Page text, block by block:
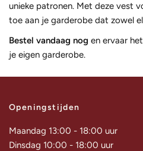
unieke patronen. Met deze vest
toe aan je garderobe dat zowel
Bestel vandaag nog en ervaar
je eigen garderobe.
Openingstijden
Maandag 13:00 - 18:00 uur
Dinsdag 10:00 - 18:00 uur